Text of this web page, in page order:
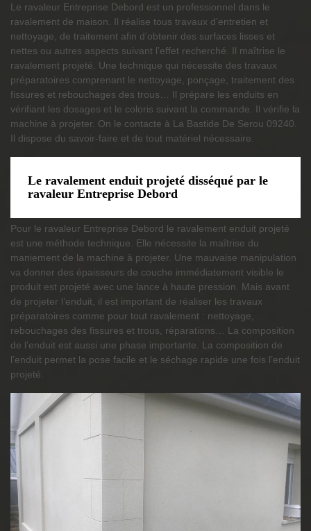
Le ravaleur Entreprise Debord est un professionnel dans le
ravalement de maison. Il réalise tous travaux d’entretien et
nettoyage, de traitement afin d’obtenir des surfaces lisses et
nettes ou autres aspects suivant l’effet recherché. Il maîtrise le
ravalement projeté. Une technique qui nécessite des travaux
préparatoires comprenant le nettoyage, ponçage, traitement des
fissures et rebouchages des trous… Il prépare les enduits en
vérifiant les dosages et le coloris suivant la commande. Il vérifie la
machine à projeter. On le contacte à La Bastide De Serou 09240.
Il dispose du savoir-faire et de tout matériel nécessaire.
Le ravalement enduit projeté disséqué par le
ravaleur Entreprise Debord
Pour le ravaleur Entreprise Debord le ravalement enduit projeté
est une méthode technique. Elle nécessite la maîtrise du
maniement de la machine à projeter. Une mauvaise manipulation
va donner des épaisseurs de couche immédiatement visible le
produit est projeté avec une lance à haute pression. Mais avant
de projeter l’enduit, il est important de réaliser les travaux
préparatoires comme pour tout ravalement : nettoyage,
rebouchages des fissures et trous, réparations… La composition
de l’enduit est aussi une phase importante. La composition de
l’enduit permet la pose facile et le séchage rapide une fois l’enduit
projeté.